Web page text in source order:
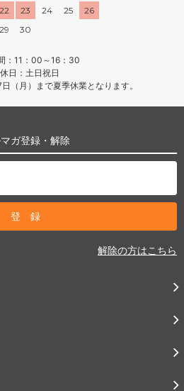
22 23 24 25
26
29 30
：11：00～16：30
日：土日祝日
（月）まで夏季休業となります。
マガ登録・解除
解除の方はこちら